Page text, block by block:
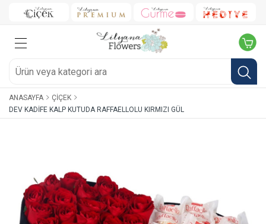
ANASAYFA
ÇIÇEK
DEV KADIFE KALP KUTUDA RAFFAELLOLU KIRMIZI GÜL